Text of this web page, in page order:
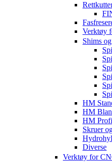
Verktøy
Shims
HM
HM
HM
Skruer
Diverse
Verktøy for